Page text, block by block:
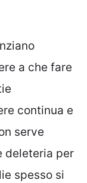
a che fare
continua e
serve
deleteria per
spesso si